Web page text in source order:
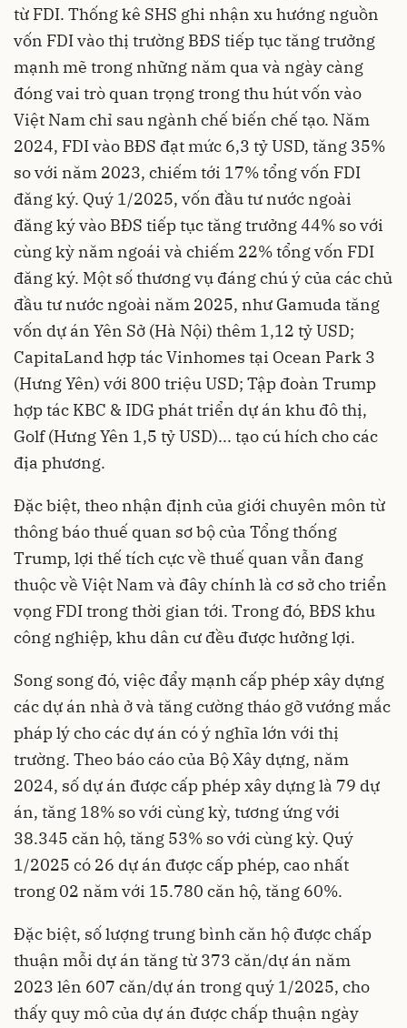
từ FDI. Thống kê SHS ghi nhận xu hướng nguồn
vốn FDI vào thị trường BĐS tiếp tục tăng trưởng
mạnh mẽ trong những năm qua và ngày càng
đóng vai trò quan trọng trong thu hút vốn vào
Việt Nam chỉ sau ngành chế biến chế tạo. Năm
2024, FDI vào BĐS đạt mức 6,3 tỷ USD, tăng 35%
so với năm 2023, chiếm tới 17% tổng vốn FDI
đăng ký. Quý 1/2025, vốn đầu tư nước ngoài
đăng ký vào BĐS tiếp tục tăng trưởng 44% so với
cùng kỳ năm ngoái và chiếm 22% tổng vốn FDI
đăng ký. Một số thương vụ đáng chú ý của các chủ
đầu tư nước ngoài năm 2025, như Gamuda tăng
vốn dự án Yên Sở (Hà Nội) thêm 1,12 tỷ USD;
CapitaLand hợp tác Vinhomes tại Ocean Park 3
(Hưng Yên) với 800 triệu USD; Tập đoàn Trump
hợp tác KBC & IDG phát triển dự án khu đô thị,
Golf (Hưng Yên 1,5 tỷ USD)... tạo cú hích cho các
địa phương.
Đặc biệt, theo nhận định của giới chuyên môn từ
thông báo thuế quan sơ bộ của Tổng thống
Trump, lợi thế tích cực về thuế quan vẫn đang
thuộc về Việt Nam và đây chính là cơ sở cho triển
vọng FDI trong thời gian tới. Trong đó, BĐS khu
công nghiệp, khu dân cư đều được hưởng lợi.
Song song đó, việc đẩy mạnh cấp phép xây dựng
các dự án nhà ở và tăng cường tháo gỡ vướng mắc
pháp lý cho các dự án có ý nghĩa lớn với thị
trường. Theo báo cáo của Bộ Xây dựng, năm
2024, số dự án được cấp phép xây dựng là 79 dự
án, tăng 18% so với cùng kỳ, tương ứng với
38.345 căn hộ, tăng 53% so với cùng kỳ. Quý
1/2025 có 26 dự án được cấp phép, cao nhất
trong 02 năm với 15.780 căn hộ, tăng 60%.
Đặc biệt, số lượng trung bình căn hộ được chấp
thuận mỗi dự án tăng từ 373 căn/dự án năm
2023 lên 607 căn/dự án trong quý 1/2025, cho
thấy quy mô của dự án được chấp thuận ngày